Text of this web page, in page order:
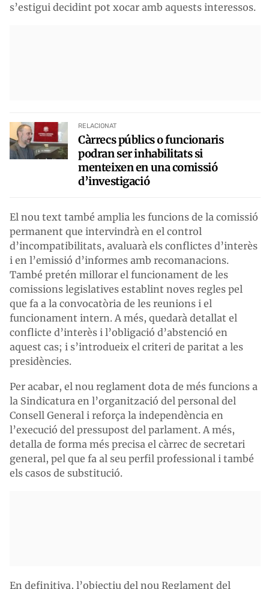
s’estigui decidint pot xocar amb aquests interessos.
RELACIONAT
Càrrecs públics o funcionaris
podran ser inhabilitats si
menteixen en una comissió
d’investigació
El nou text també amplia les funcions de la comissió
permanent que intervindrà en el control
d’incompatibilitats, avaluarà els conflictes d’interès
i en l’emissió d’informes amb recomanacions.
També pretén millorar el funcionament de les
comissions legislatives establint noves regles pel
que fa a la convocatòria de les reunions i el
funcionament intern. A més, quedarà detallat el
conflicte d’interès i l’obligació d’abstenció en
aquest cas; i s’introdueix el criteri de paritat a les
presidències.
Per acabar, el nou reglament dota de més funcions a
la Sindicatura en l’organització del personal del
Consell General i reforça la independència en
l’execució del pressupost del parlament. A més,
detalla de forma més precisa el càrrec de secretari
general, pel que fa al seu perfil professional i també
els casos de substitució.
En definitiva, l’objectiu del nou Reglament del